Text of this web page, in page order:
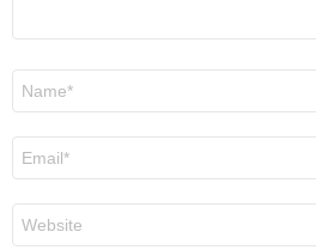
electrónico
*